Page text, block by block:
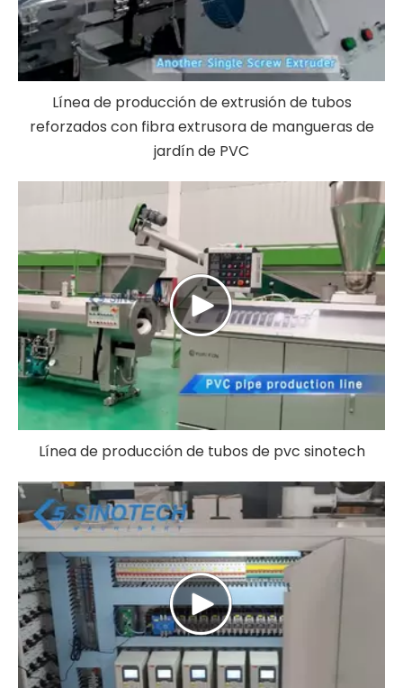
Línea de producción de extrusión de tubos
reforzados con fibra extrusora de mangueras de
jardín de PVC
Línea de producción de tubos de pvc sinotech